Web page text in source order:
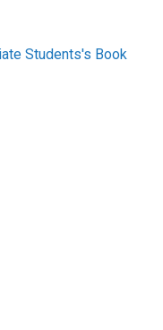
Students's Book